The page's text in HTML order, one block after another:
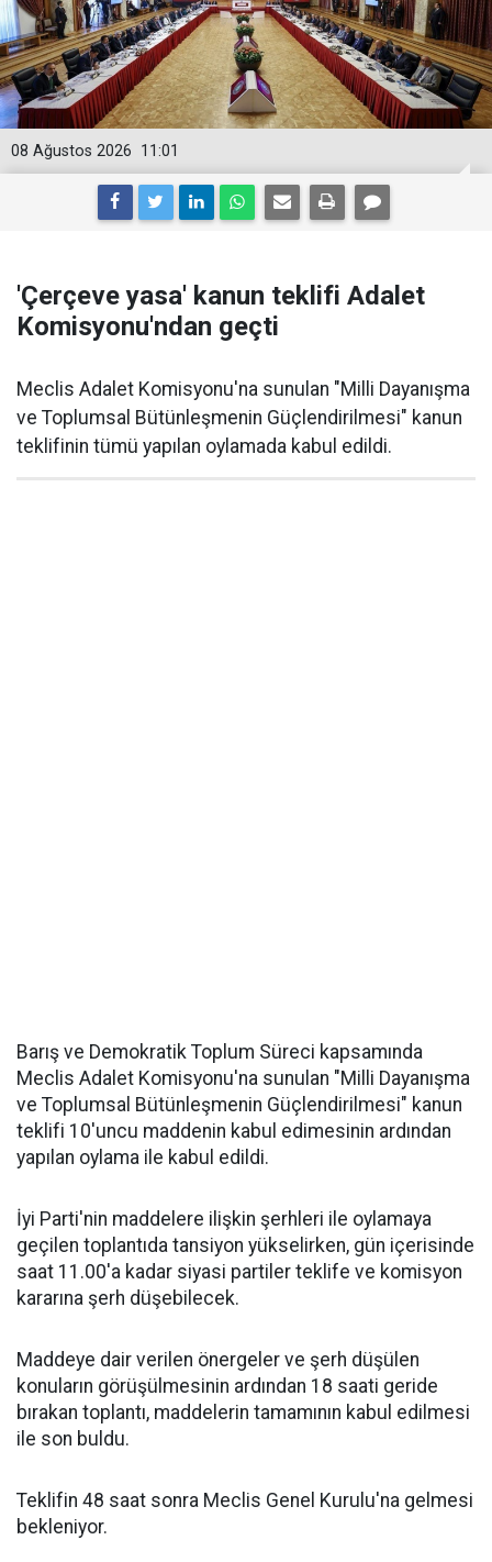
11:01
08 Ağustos 2026
'Çerçeve yasa' kanun teklifi Adalet
Komisyonu'ndan geçti
Meclis Adalet Komisyonu'na sunulan "Milli Dayanışma
ve Toplumsal Bütünleşmenin Güçlendirilmesi" kanun
teklifinin tümü yapılan oylamada kabul edildi.
Barış ve Demokratik Toplum Süreci kapsamında
Meclis Adalet Komisyonu'na sunulan "Milli Dayanışma
ve Toplumsal Bütünleşmenin Güçlendirilmesi" kanun
teklifi 10'uncu maddenin kabul edimesinin ardından
yapılan oylama ile kabul edildi.
İyi Parti'nin maddelere ilişkin şerhleri ile oylamaya
geçilen toplantıda tansiyon yükselirken, gün içerisinde
saat 11.00'a kadar siyasi partiler teklife ve komisyon
kararına şerh düşebilecek.
Maddeye dair verilen önergeler ve şerh düşülen
konuların görüşülmesinin ardından 18 saati geride
bırakan toplantı, maddelerin tamamının kabul edilmesi
ile son buldu.
Teklifin 48 saat sonra Meclis Genel Kurulu'na gelmesi
bekleniyor.